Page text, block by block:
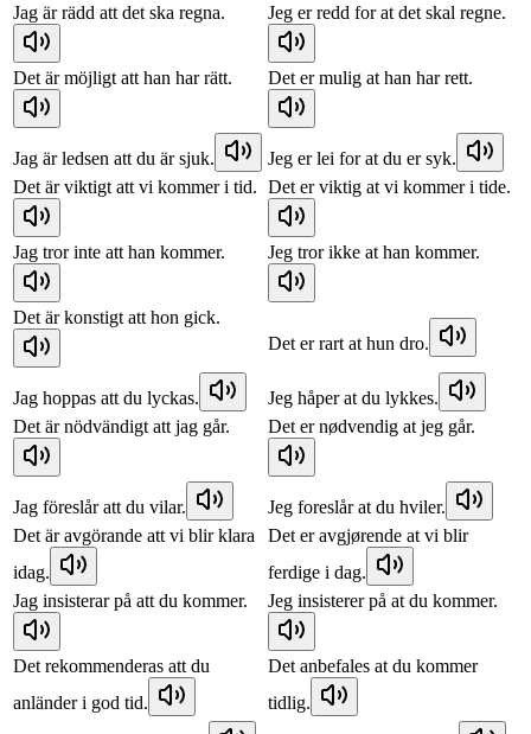
Jag är rädd att det ska regna.
Jeg er redd for at det skal regne.
Det är möjligt att han har rätt. Det er mulig at han har rett.
Jag är ledsen att du är sjuk.
Jeg er lei for at du er syk.
Det är viktigt att vi kommer i tid. Det er viktig at vi kommer i tide.
Jag tror inte att han kommer. Jeg tror ikke at han kommer.
Det är konstigt att hon gick.
Det er rart at hun dro.
Jag hoppas att du lyckas.
Jeg håper at du lykkes.
Det är nödvändigt att jag går.
Det er nødvendig at jeg går.
Jag föreslår att du vilar.
Jeg foreslår at du hviler.
Det är avgörande att vi blir klara
idag.
Det er avgjørende at vi blir
ferdige i dag.
Jag insisterar på att du kommer.
Jeg insisterer på at du kommer.
Det rekommenderas att du
anländer i god tid.
Det anbefales at du kommer
tidlig.